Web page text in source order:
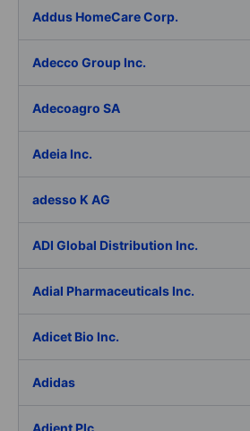
Addus HomeCare Corp.
Adecco Group Inc.
Adecoagro SA
Adeia Inc.
adesso K AG
ADI Global Distribution Inc.
Adial Pharmaceuticals Inc.
Adicet Bio Inc.
Adidas
Adient Plc